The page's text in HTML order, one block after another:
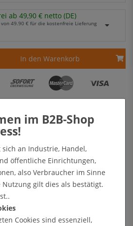
ab 49,90 € netto (DE)
49.90 € für die kostenfreie Lieferung
In den Warenkorb
oder Zahlung nach Erhalt der Ware auf Rechnung
an Industrie, Handel,
öffentliche Einrichtungen,
also Verbraucher im Sinne
Nutzung gilt dies als bestätigt.
Cookies sind essenziell,